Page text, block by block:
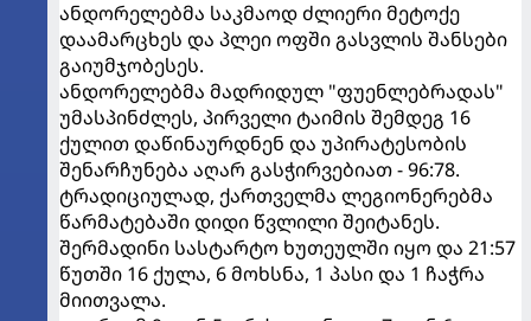
ანდორელებმა საკმაოდ ძლიერი მეტოქე
დაამარცხეს და პლეი ოფში გასვლის შანსები
გაიუმჯობესეს.
ანდორელებმა მადრიდულ "ფუენლებრადას"
უმასპინძლეს, პირველი ტაიმის შემდეგ 16
ქულით დაწინაურდნენ და უპირატესობის
შენარჩუნება აღარ გასჭირვებიათ - 96:78.
ტრადიციულად, ქართველმა ლეგიონერებმა
წარმატებაში დიდი წვლილი შეიტანეს.
შერმადინი სასტარტო ხუთეულში იყო და 21:57
წუთში 16 ქულა, 6 მოხსნა, 1 პასი და 1 ჩაჭრა
მიითვალა.